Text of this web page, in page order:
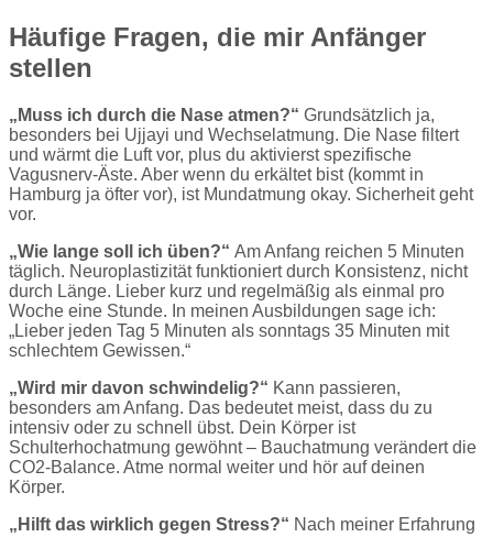
Häufige Fragen, die mir Anfänger
stellen
„Muss ich durch die Nase atmen?“ Grundsätzlich ja,
besonders bei Ujjayi und Wechselatmung. Die Nase filtert
und wärmt die Luft vor, plus du aktivierst spezifische
Vagusnerv-Äste. Aber wenn du erkältet bist (kommt in
Hamburg ja öfter vor), ist Mundatmung okay. Sicherheit geht
vor.
„Wie lange soll ich üben?“ Am Anfang reichen 5 Minuten
täglich. Neuroplastizität funktioniert durch Konsistenz, nicht
durch Länge. Lieber kurz und regelmäßig als einmal pro
Woche eine Stunde. In meinen Ausbildungen sage ich:
„Lieber jeden Tag 5 Minuten als sonntags 35 Minuten mit
schlechtem Gewissen.“
„Wird mir davon schwindelig?“ Kann passieren,
besonders am Anfang. Das bedeutet meist, dass du zu
intensiv oder zu schnell übst. Dein Körper ist
Schulterhochatmung gewöhnt – Bauchatmung verändert die
CO2-Balance. Atme normal weiter und hör auf deinen
Körper.
„Hilft das wirklich gegen Stress?“ Nach meiner Erfahrung